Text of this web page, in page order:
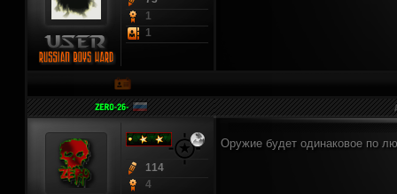
1
1
114
4
Оружие будет одинаковое по